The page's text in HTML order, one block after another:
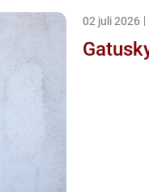
02 juli 2026